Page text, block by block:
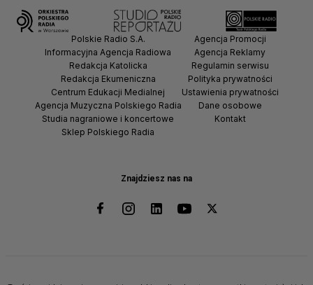
Znajdziesz nas na
Polskie Radio S.A.
Informacyjna Agencja Radiowa
Redakcja Katolicka
Redakcja Ekumeniczna
Centrum Edukacji Medialnej
Agencja Muzyczna Polskiego Radia
Studia nagraniowe i koncertowe
Sklep Polskiego Radia
Agencja Promocji
Agencja Reklamy
Regulamin serwisu
Polityka prywatności
Ustawienia prywatności
Dane osobowe
Kontakt